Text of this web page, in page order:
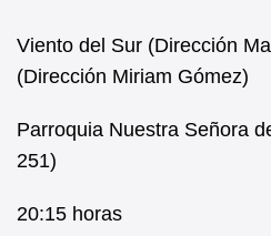
Viento del Sur (Dirección
(Dirección Miriam Gómez)
Parroquia Nuestra Señora
251)
20:15 horas